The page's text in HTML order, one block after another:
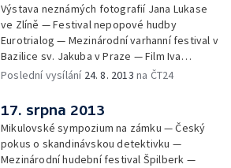
Výstava neznámých fotografií Jana Lukase
ve Zlíně — Festival nepopové hudby
Eurotrialog — Mezinárodní varhanní festival v
Bazilice sv. Jakuba v Praze — Film Iva
Bystřičana Mých posledních 150 000 cigaret
Poslední vysílání 24. 8. 2013 na ČT24
17. srpna 2013
Mikulovské sympozium na zámku — Český
pokus o skandinávskou detektivku —
Mezinárodní hudební festival Špilberk —